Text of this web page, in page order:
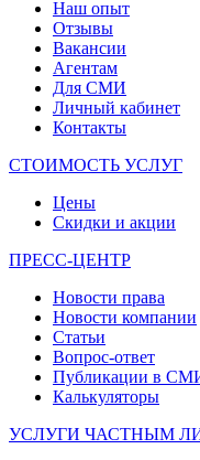
Наш опыт
Отзывы
Вакансии
Агентам
Для СМИ
Личный кабинет
Контакты
СТОИМОСТЬ УСЛУГ
Цены
Скидки и акции
ПРЕСС-ЦЕНТР
Новости права
Новости компании
Статьи
Вопрос-ответ
Публикации в
Калькуляторы
УСЛУГИ ЧАСТНЫМ